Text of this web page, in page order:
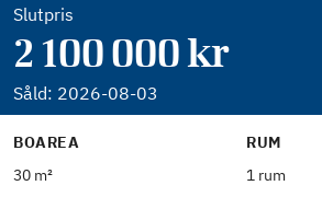
Slutpris
2 100 000 kr
Såld: 2026-08-03
BOAREA
30 m²
RUM
1 rum